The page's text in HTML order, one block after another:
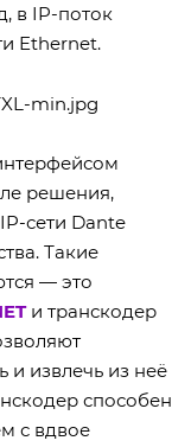
в IP-поток
Ethernet.
решения,
сети Dante
Такие
— это
и транскодер
и извлечь из неё
способен
с вдвое